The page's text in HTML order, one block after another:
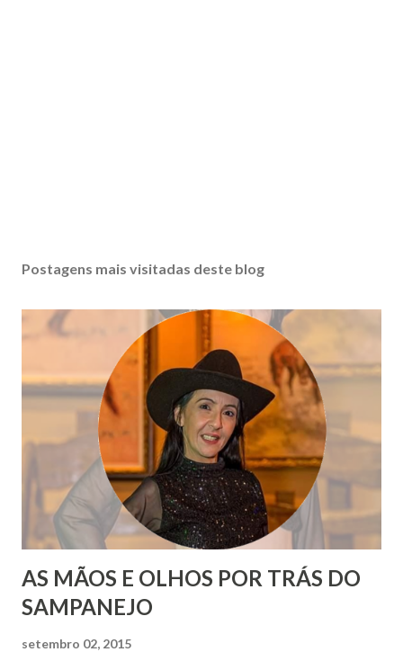
Postagens mais visitadas deste blog
AS MÃOS E OLHOS POR TRÁS DO
SAMPANEJO
setembro 02, 2015